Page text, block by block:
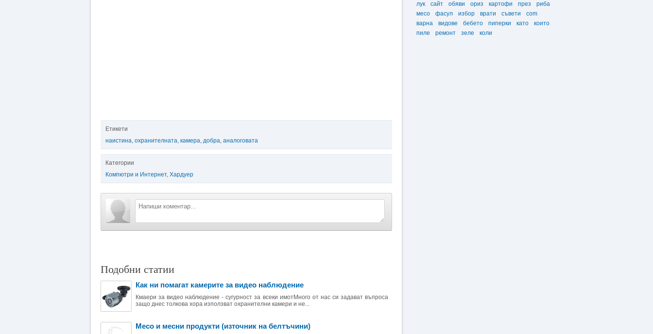
Етикети
наистина, охранителната, камера, добра, аналоговата
Категории
Компютри и Интернет, Хардуер
Подобни статии
Как ни помагат камерите за видео наблюдение
Кмаери за видео наблюдение - сугурност за всеки имотМного от нас си задават въпроса
защо днес толкова хора използват охранителни камери и не...
Месо и месни продукти (източник на белтъчини)
лук
сайт обяви ориз картофи през
риба
месо
фасул избор врати съвети
com
варна
видове бебето пиперки като
които
пиле
ремонт зеле коли